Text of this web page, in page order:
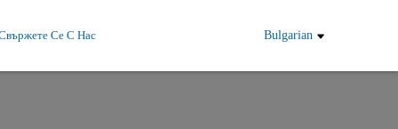
Се С Нас Bulgarian